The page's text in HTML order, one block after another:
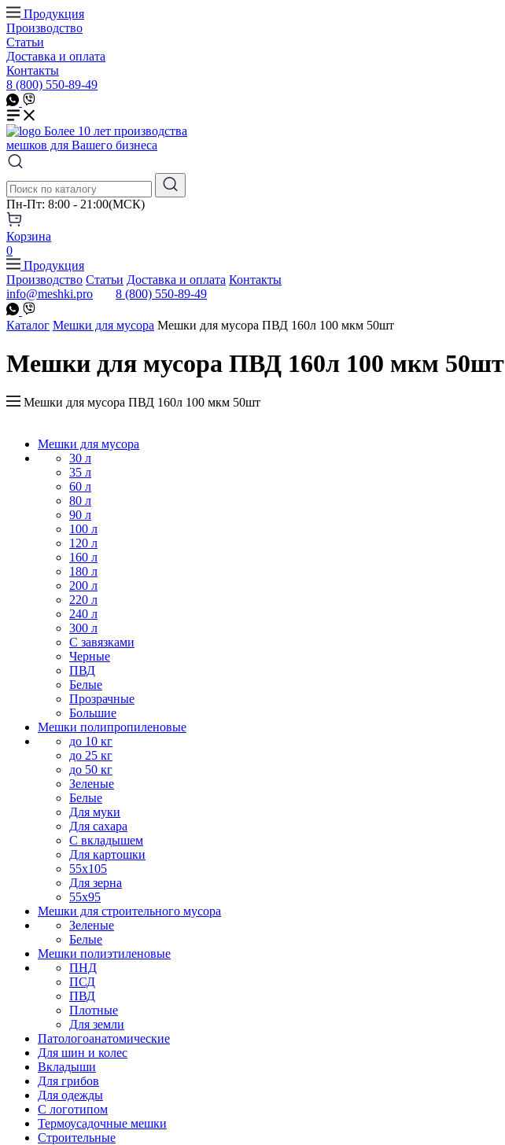
Продукция
Производство
Статьи
Доставка и оплата
Контакты
8 (800) 550-89-49
Более 10 лет производства
мешков для Вашего бизнеса
Пн-Пт: 8:00 - 21:00(МСК)
Корзина
0
Продукция
Производство Статьи Доставка и оплата Контакты
info@meshki.pro
8 (800) 550-89-49
Каталог Мешки для мусора Мешки для мусора ПВД 160л 100 мкм 50шт
Мешки для мусора ПВД 160л 100 мкм 50шт
Мешки для мусора ПВД 160л 100 мкм 50шт
Мешки для мусора
30 л
35 л
60 л
80 л
90 л
100 л
120 л
160 л
180 л
200 л
220 л
240 л
300 л
С завязками
Черные
ПВД
Белые
Прозрачные
Большие
Мешки полипропиленовые
до 10 кг
до 25 кг
до 50 кг
Зеленые
Белые
Для муки
Для сахара
С вкладышем
Для картошки
55х105
Для зерна
55х95
Мешки для строительного мусора
Зеленые
Белые
Мешки полиэтиленовые
ПНД
ПСД
ПВД
Плотные
Для земли
Патологоанатомические
Для шин и колес
Вкладыши
Для грибов
Для одежды
С логотипом
Термоусадочные мешки
Строительные